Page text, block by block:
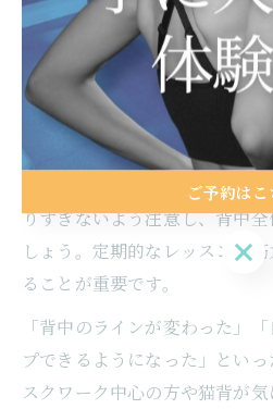
背筋を美しく整えるためには、
や肩甲骨周囲の筋肉を重点的
す。マシンのサポートにより
作がしやすくなり、無理なく背
意識してほしいのは、動作中の
インストラクターの指導を受
りすぎないよう注意し、背中
しょう。定期的なレッスンで
ることが重要です。
「背中のラインが変わった」
プできるようになった」とい
スクワーク中心の方や猫背が
ご予約はこ
ご予約はこ